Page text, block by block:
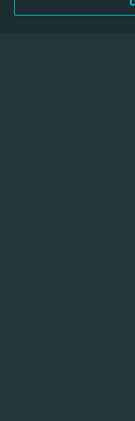
Приобрел части на